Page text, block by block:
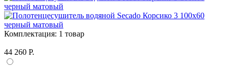
Комплектация: 1 товар
44 260 Р.